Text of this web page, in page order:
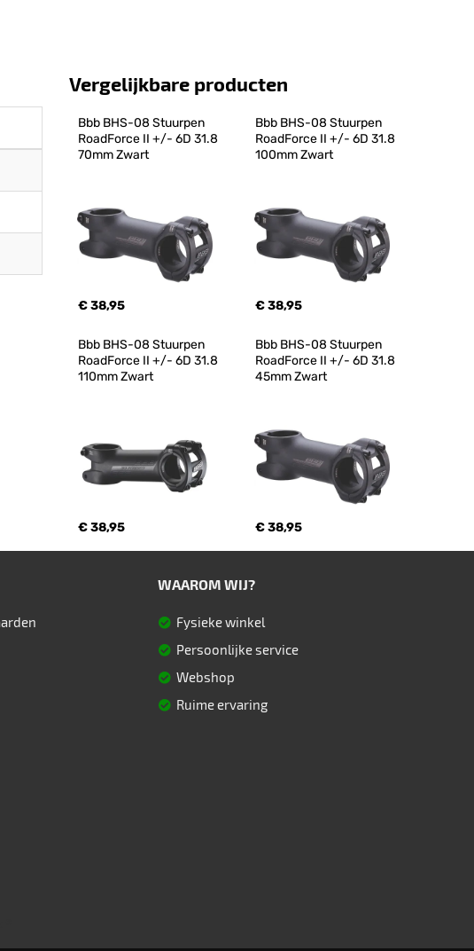
Vergelijkbare producten
Bbb BHS-08 Stuurpen
RoadForce II +/- 6D 31.8
70mm Zwart
€ 38,95
Bbb BHS-08 Stuurpen
RoadForce II +/- 6D 31.8
100mm Zwart
€ 38,95
Bbb BHS-08 Stuurpen
RoadForce II +/- 6D 31.8
110mm Zwart
€ 38,95
Bbb BHS-08 Stuurpen
RoadForce II +/- 6D 31.8
45mm Zwart
€ 38,95
WAAROM WIJ?
Fysieke winkel
Persoonlijke service
Webshop
Ruime ervaring